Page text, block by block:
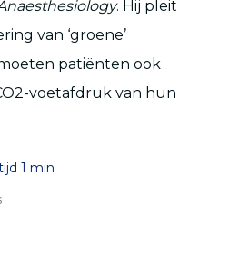
. Hij pleit
van ‘groene’
patiënten ook
voetafdruk van hun
1 min